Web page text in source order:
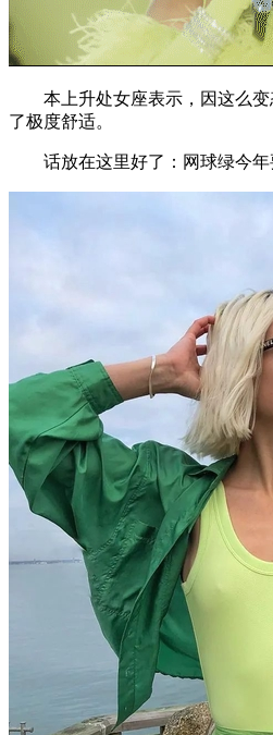
本上升处女座表示，因这么变
了极度舒适。
话放在这里好了：网球绿今年